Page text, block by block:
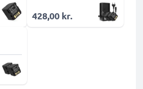
428,00 kr.